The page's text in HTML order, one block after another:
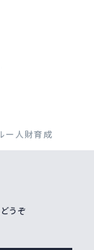
ー人財育成
うぞ